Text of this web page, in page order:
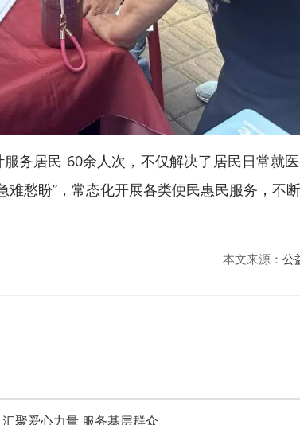
居民 60余人次，不仅解决了居民日常就
愁盼”，常态化开展各类便民惠民服务，不断
本文来源： 公
汇聚爱心力量 服务基层群众